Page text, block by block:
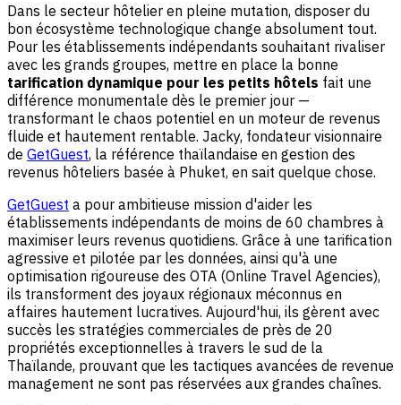
Dans le secteur hôtelier en pleine mutation, disposer du
bon écosystème technologique change absolument tout.
Pour les établissements indépendants souhaitant rivaliser
avec les grands groupes, mettre en place la bonne
tarification dynamique pour les petits hôtels fait une
différence monumentale dès le premier jour —
transformant le chaos potentiel en un moteur de revenus
fluide et hautement rentable. Jacky, fondateur visionnaire
de GetGuest, la référence thaïlandaise en gestion des
revenus hôteliers basée à Phuket, en sait quelque chose.
GetGuest a pour ambitieuse mission d'aider les
établissements indépendants de moins de 60 chambres à
maximiser leurs revenus quotidiens. Grâce à une tarification
agressive et pilotée par les données, ainsi qu'à une
optimisation rigoureuse des OTA (Online Travel Agencies),
ils transforment des joyaux régionaux méconnus en
affaires hautement lucratives. Aujourd'hui, ils gèrent avec
succès les stratégies commerciales de près de 20
propriétés exceptionnelles à travers le sud de la
Thaïlande, prouvant que les tactiques avancées de revenue
management ne sont pas réservées aux grandes chaînes.